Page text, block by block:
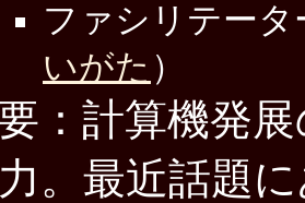
ファシリテー
いがた ）
：計算機発展
。最近話題